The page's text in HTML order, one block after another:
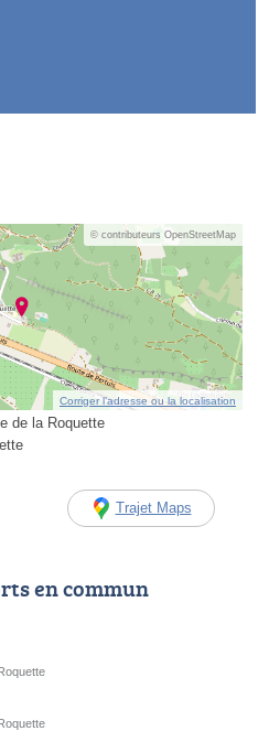
© contributeurs OpenStreetMap
Corriger l’adresse ou la localisation
de la Roquette
Trajet Maps
en commun